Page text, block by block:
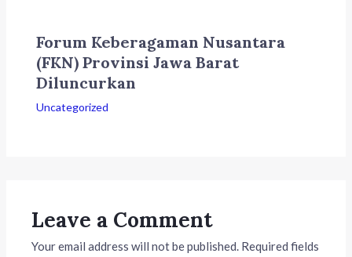
Forum Keberagaman Nusantara
(FKN) Provinsi Jawa Barat
Diluncurkan
Uncategorized
Leave a Comment
Your email address will not be published. Required fields